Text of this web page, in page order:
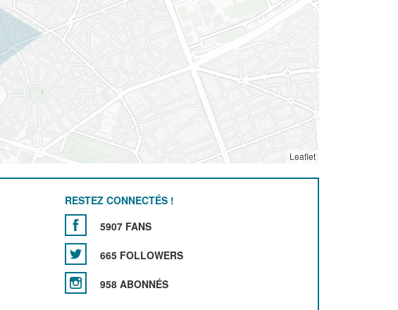
Leaflet
RESTEZ CONNECTÉS !
5907 FANS
665 FOLLOWERS
958 ABONNÉS